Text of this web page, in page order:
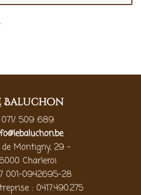
Baluchon
071/ 509 689
de Montigny, 29 -
Charleroi
001-0942695-28
: 0417.490.275